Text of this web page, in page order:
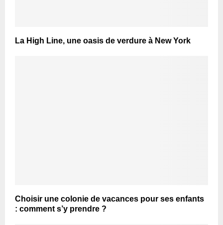
La High Line, une oasis de verdure à New York
Choisir une colonie de vacances pour ses enfants
: comment s’y prendre ?